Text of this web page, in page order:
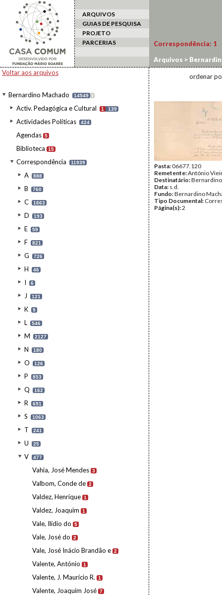
ARQUIVOS
GUIAS DE PESQUISA
PROJETO
PARCERIAS
Voltar aos arquivos
Bernardino Machado 14549 I
Activ. Pedagógica e Cultural 1 139
Actividades Políticas 424
Agendas 5
Biblioteca 15
Correspondência 11939
A 888
B 760
C 1663
D 193
E 59
F 821
G 726
H 46
I 6
J 121
K 9
L 546
M 2127
N 180
O 126
P 853
Q 162
R 691
S 1063
T 241
U 25
V 477
Vahia, José Mendes 3
Valbom, Conde de 2
Valdez, Henrique 1
Valdez, Joaquim 1
Vale, Ilídio do 5
Vale, José do 2
Vale, José Inácio Brandão e 2
Valente, António 1
Valente, J. Maurício R. 1
Valente, Joaquim José 7
Correspondência: 1
Arquivos >
ordenar
Pasta:06677.120
Remetente:António
Destinatário:
Data: s.d.
Fundo:Bernardino
Tipo Documental:
Página(s):2